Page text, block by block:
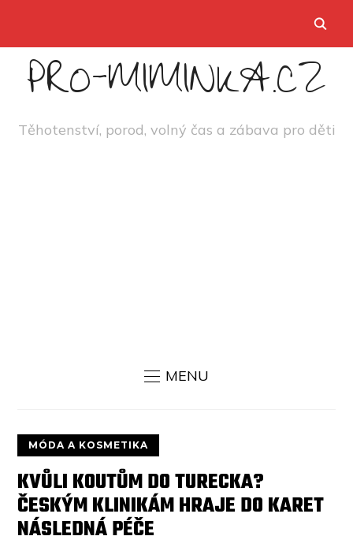
PRO-MIMINKA.CZ
Těhotenství, porod, volný čas a zábava pro děti
MENU
MÓDA A KOSMETIKA
KVŮLI KOUTŮM DO TURECKA?
ČESKÝM KLINIKÁM HRAJE DO KARET
NÁSLEDNÁ PÉČE